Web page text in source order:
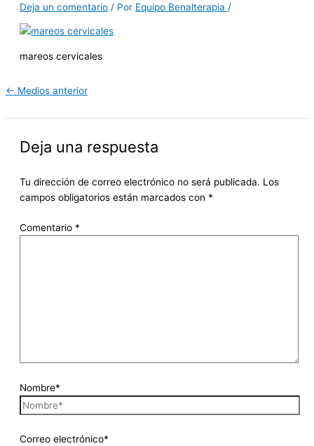
Deja un comentario / Por Equipo Benalterapia /
mareos cervicales
← Medios anterior
Deja una respuesta
Tu dirección de correo electrónico no será publicada. Los
campos obligatorios están marcados con *
Comentario *
Nombre*
Correo electrónico*